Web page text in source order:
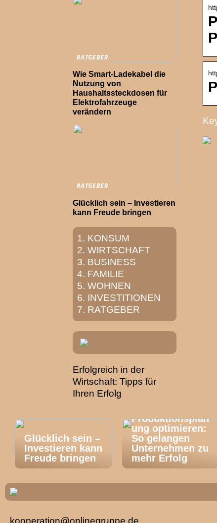
RATGEBER
Wie Smart-Ladekabel die
Nutzung von
Haushaltssteckdosen für
Elektrofahrzeuge
verändern
RATGEBER
Glücklich sein – Investieren
kann Freude bringen
KONSUM
WIRTSCHAFT
BUSINESS
FAMILIE
WOHNEN
INVESTITIONEN
RATGEBER
Erfolgreich in der
Wirtschaft: Tipps für
Ihren Erfolg
Glücklich sein –
Investieren kann
Freude bringen
Produktionsplan
ung optimieren:
So gelangen
Unternehmen zu
mehr Erfolg
kooperation@onlinegruppe.de